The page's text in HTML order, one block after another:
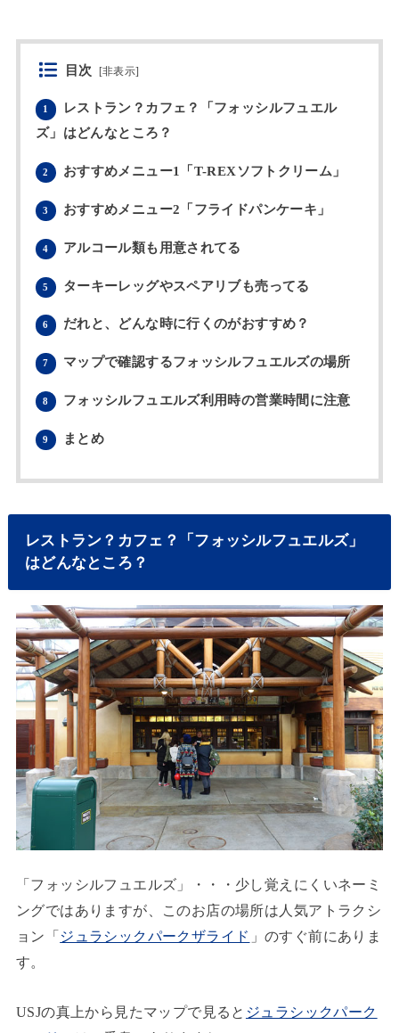
目次 [非表示]
1
レストラン？カフェ？「フォッシルフュエル
ズ」はどんなところ？
2 おすすめメニュー1「T-REXソフトクリーム」
3 おすすめメニュー2「フライドパンケーキ」
4 アルコール類も用意されてる
5 ターキーレッグやスペアリブも売ってる
6 だれと、どんな時に行くのがおすすめ？
7 マップで確認するフォッシルフュエルズの場所
8 フォッシルフュエルズ利用時の営業時間に注意
9 まとめ
レストラン？カフェ？「フォッシルフュエルズ」
はどんなところ？
「フォッシルフュエルズ」・・・少し覚えにくいネーミ
ングではありますが、このお店の場所は人気アトラクシ
ョン「 ジュラシックパークザライド 」のすぐ前にありま
す。
USJの真上から見たマップで見ると ジュラシックパーク